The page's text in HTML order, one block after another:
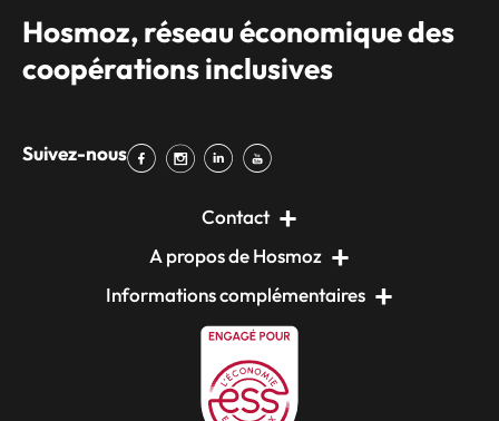
Hosmoz, réseau économique des
coopérations inclusives
Suivez-nous
Contact
A propos de Hosmoz
Informations complémentaires